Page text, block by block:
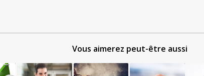
Vous aimerez peut-être aussi